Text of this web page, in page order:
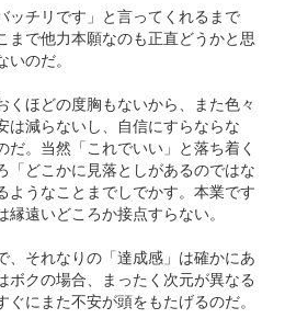
ッチリです」と言ってくれるまで
まで他力本願なのも正直どうかと思
のだ。
くほどの度胸もないから、また色々
は減らないし、自信にすらならな
。当然「これでいい」と落ち着く
「どこかに見落としがあるのではな
ようなことまでしでかす。本業です
遠いどころか接点すらない。
、それなりの「達成感」は確かにあ
ボクの場合、まったく次元が異なる
にまた不安が頭をもたげるのだ。